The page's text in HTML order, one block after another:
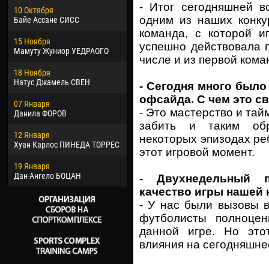
10 Октября
Байе Ассане СИСС
15 Ноября
Мамуту Жуниор УЕДРАОГО
18 Ноября
Натус Джамель СВЕН
07 Января
Данила ФОРОВ
12 Января
Хуан Карлос ПИНЕДА ТОРРЕС
19 Января
Дан-Ангело БОЦАН
Вячеслав КОЗМА
09 Марта
Эммануэль АФЕТСЕ
20 Марта
22 Марта
Самба КОНЕ
26 Марта
Витор Уго Морайс де
ОЛИВЕЙРА
Раи ЛОПЕС ДЕ ОЛИВЕЙРА
15
24
10
15
- Итог сегодняшней
одним из наших
команда, с которой
успешно действовала
числе и из первой
- Сегодня много было
офсайда. С чем это
- Это мастерство и
забить и таким
некоторых эпизодах
этот игровой момент.
- Двухнедельный
качество игры нашей
- У нас были вызовы
футболисты
данной игре. Но
влияния на